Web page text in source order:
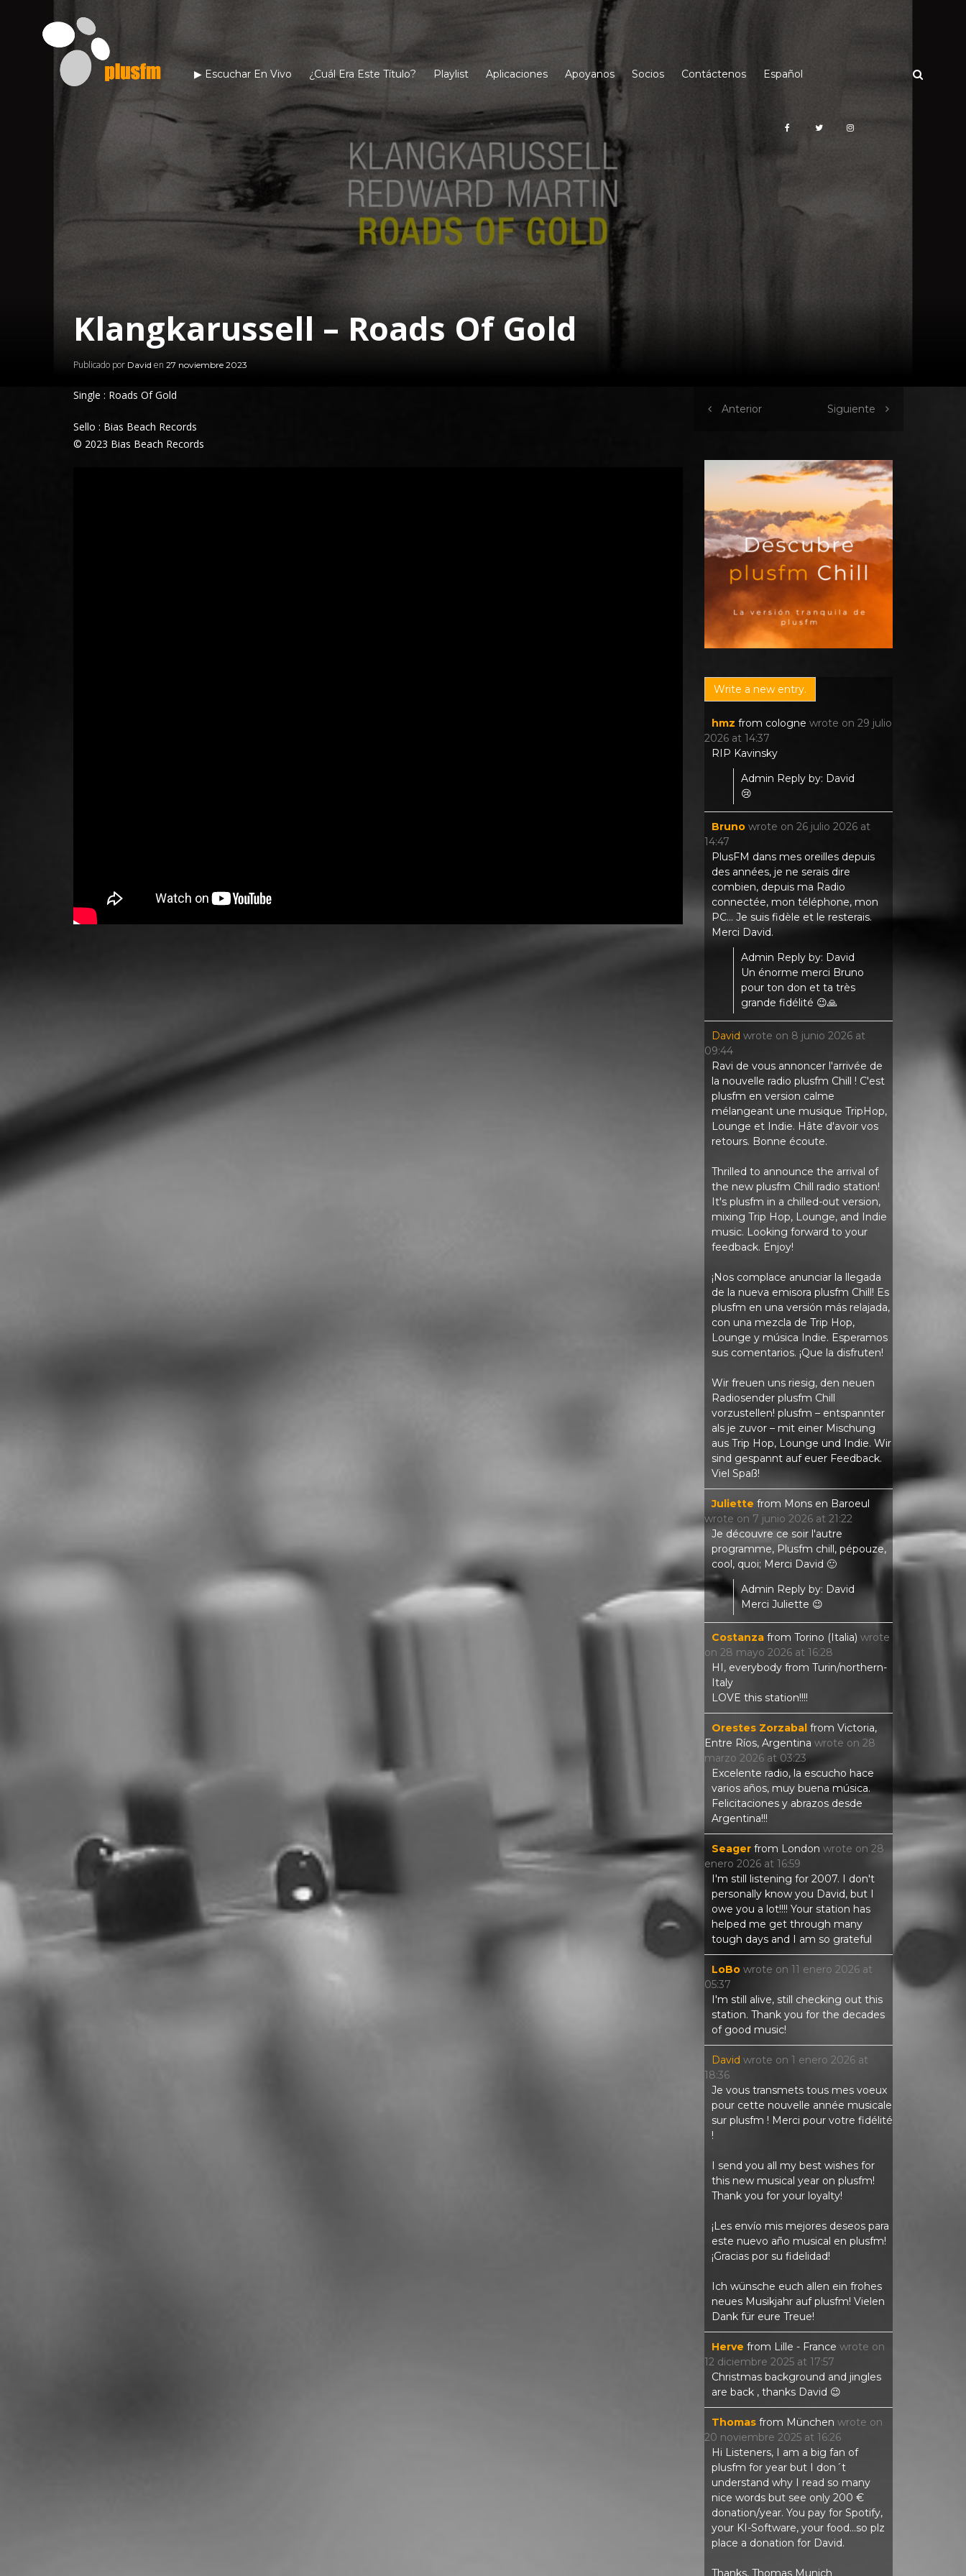
▶︎ Escuchar En Vivo ¿Cuál Era Este Título? Playlist Aplicaciones Apoyanos Socios Contáctenos Español
Klangkarussell – Roads Of Gold
Publicado por David en 27 noviembre 2023
Single : Roads Of Gold
Sello : Bias Beach Records
© 2023 Bias Beach Records
Anterior Siguiente
hmz from cologne wrote on 29 julio
2026 at 14:37
RIP Kavinsky
Admin Reply by: David
😢
Bruno wrote on 26 julio 2026 at
14:47
PlusFM dans mes oreilles depuis
des années, je ne serais dire
combien, depuis ma Radio
connectée, mon téléphone, mon
PC... Je suis fidèle et le resterais.
Merci David.
Admin Reply by: David
Un énorme merci Bruno
pour ton don et ta très
grande fidélité 😉🙏
David wrote on 8 junio 2026 at
09:44
Ravi de vous annoncer l'arrivée de
la nouvelle radio plusfm Chill ! C'est
plusfm en version calme
mélangeant une musique TripHop,
Lounge et Indie. Hâte d'avoir vos
retours. Bonne écoute.
Thrilled to announce the arrival of
the new plusfm Chill radio station!
It's plusfm in a chilled-out version,
mixing Trip Hop, Lounge, and Indie
music. Looking forward to your
feedback. Enjoy!
¡Nos complace anunciar la llegada
de la nueva emisora ​​plusfm Chill! Es
plusfm en una versión más relajada,
con una mezcla de Trip Hop,
Lounge y música Indie. Esperamos
sus comentarios. ¡Que la disfruten!
Wir freuen uns riesig, den neuen
Radiosender plusfm Chill
vorzustellen! plusfm – entspannter
als je zuvor – mit einer Mischung
aus Trip Hop, Lounge und Indie. Wir
sind gespannt auf euer Feedback.
Viel Spaß!
Juliette from Mons en Baroeul
wrote on 7 junio 2026 at 21:22
Je découvre ce soir l'autre
programme, Plusfm chill, pépouze,
cool, quoi; Merci David 🙂
Admin Reply by: David
Merci Juliette 😉
Costanza from Torino (Italia) wrote
on 28 mayo 2026 at 16:28
HI, everybody from Turin/northern-
Italy
LOVE this station!!!!
Orestes Zorzabal from Victoria,
Entre Ríos, Argentina wrote on 28
marzo 2026 at 03:23
Excelente radio, la escucho hace
varios años, muy buena música.
Felicitaciones y abrazos desde
Argentina!!!
Seager from London wrote on 28
enero 2026 at 16:59
I'm still listening for 2007. I don't
personally know you David, but I
owe you a lot!!!! Your station has
helped me get through many
tough days and I am so grateful
LoBo wrote on 11 enero 2026 at
05:37
I'm still alive, still checking out this
station. Thank you for the decades
of good music!
David wrote on 1 enero 2026 at
18:36
Je vous transmets tous mes voeux
pour cette nouvelle année musicale
sur plusfm ! Merci pour votre fidélité
!
I send you all my best wishes for
this new musical year on plusfm!
Thank you for your loyalty!
¡Les envío mis mejores deseos para
este nuevo año musical en plusfm!
¡Gracias por su fidelidad!
Ich wünsche euch allen ein frohes
neues Musikjahr auf plusfm! Vielen
Dank für eure Treue!
Herve from Lille - France wrote on
12 diciembre 2025 at 17:57
Christmas background and jingles
are back , thanks David 😉
Thomas from München wrote on
20 noviembre 2025 at 16:26
Hi Listeners, I am a big fan of
plusfm for year but I don´t
understand why I read so many
nice words but see only 200 €
donation/year. You pay for Spotify,
your KI-Software, your food...so plz
place a donation for David.
Thanks, Thomas Munich